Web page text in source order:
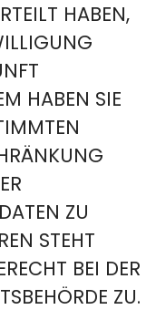
HABEN, K
J
W
SIE DA
UM
DE
ZU VE
STEHT IH
BEI DER ZU
ZU.